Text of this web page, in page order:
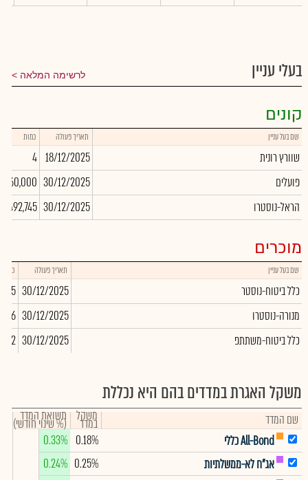
בעלי עניין לרשימה המלאה
קונים
שם בעל עניין תאריך פעולה כמות
שוורץ רונית 18/12/2025
4
פועלים
30/12/2025
160,000
הראל-נוסטרו
30/12/2025
492,745
מוכרים
שם בעל עניין תאריך פעולה כמות
כלל ביטוח-נוסטר 30/12/2025
מנורה-נוסטרו
30/12/2025
כלל ביטוח-משתתפ
30/12/2025
משקל האגרת במדדים בהם היא נכללת
שם המדד משקל
במדד תשואת המדד
(% שינוי חודשי)
All-Bond כללי
0.18%
0.33%
אג"ח לא-ממשלתיות
0.25%
0.24%